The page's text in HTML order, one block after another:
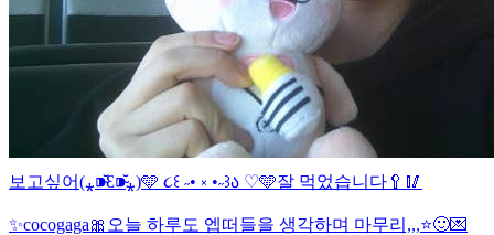
보고싶어(⁎⁍̴̆Ɛ⁍̴̆⁎)🩵 ૮꒰ ˶• ༝ •˶꒱ა ♡🩵잘 먹었습니다🥄🥢
✨cocogaga🎀 오늘 하루도 엡떠들을 생각하며 마무리,,,⭐️🙂💌